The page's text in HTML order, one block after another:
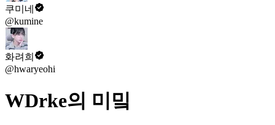
쿠미네
@kumine
화려희
@hwaryeohi
WDrke의 미밐